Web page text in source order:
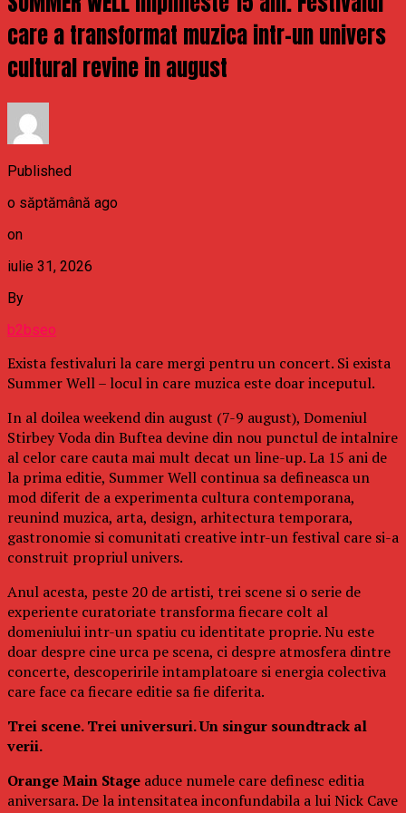
care a transformat muzica intr-un univers
cultural revine in august
Published
o săptămână ago
on
iulie 31, 2026
By
b2bseo
Exista festivaluri la care mergi pentru un concert. Si exista
Summer Well – locul in care muzica este doar inceputul.
In al doilea weekend din august (7-9 august), Domeniul
Stirbey Voda din Buftea devine din nou punctul de intalnire
al celor care cauta mai mult decat un line-up. La 15 ani de
la prima editie, Summer Well continua sa defineasca un
mod diferit de a experimenta cultura contemporana,
reunind muzica, arta, design, arhitectura temporara,
gastronomie si comunitati creative intr-un festival care si-a
construit propriul univers.
Anul acesta, peste 20 de artisti, trei scene si o serie de
experiente curatoriate transforma fiecare colt al
domeniului intr-un spatiu cu identitate proprie. Nu este
doar despre cine urca pe scena, ci despre atmosfera dintre
concerte, descoperirile intamplatoare si energia colectiva
care face ca fiecare editie sa fie diferita.
Trei scene. Trei universuri. Un singur soundtrack al
verii.
Orange Main Stage aduce numele care definesc editia
aniversara. De la intensitatea inconfundabila a lui Nick Cave